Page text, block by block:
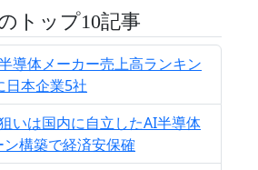
トップ10記事
導体メーカー売上高ランキン
日本企業5社
いは国内に自立したAI半導体
構築で経済安保確